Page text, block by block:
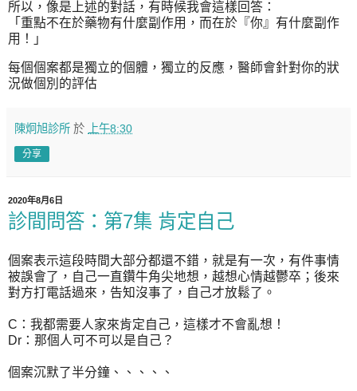
所以，像是上述的對話，有時候我會這樣回答：
「重點不在於藥物有什麼副作用，而在於『你』有什麼副作
用！」
每個個案都是獨立的個體，獨立的反應，醫師會針對你的狀
況做個別的評估
陳炯旭診所 於 上午8:30
分享
2020年8月6日
診間問答：第7集 肯定自己
個案表示這段時間大部分都還不錯，就是有一次，有件事情
被誤會了，自己一直鑽牛角尖地想，越想心情越鬱卒；後來
對方打電話過來，告知沒事了，自己才放鬆了。
C：我都需要人家來肯定自己，這樣才不會亂想！
Dr：那個人可不可以是自己？
個案沉默了半分鐘、、、、、